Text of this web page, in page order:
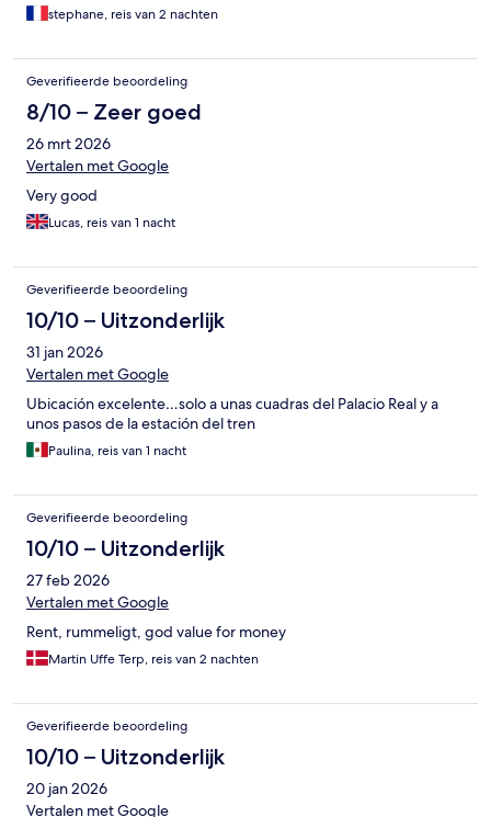
stephane, reis van 2 nachten
Geverifieerde beoordeling
8/10 – Zeer goed
26 mrt 2026
Vertalen met Google
Very good
Lucas, reis van 1 nacht
Geverifieerde beoordeling
10/10 – Uitzonderlijk
31 jan 2026
Vertalen met Google
Ubicación excelente…solo a unas cuadras del Palacio Real y a
unos pasos de la estación del tren
Paulina, reis van 1 nacht
Geverifieerde beoordeling
10/10 – Uitzonderlijk
27 feb 2026
Vertalen met Google
Rent, rummeligt, god value for money
Martin Uffe Terp, reis van 2 nachten
Geverifieerde beoordeling
10/10 – Uitzonderlijk
20 jan 2026
Vertalen met Google